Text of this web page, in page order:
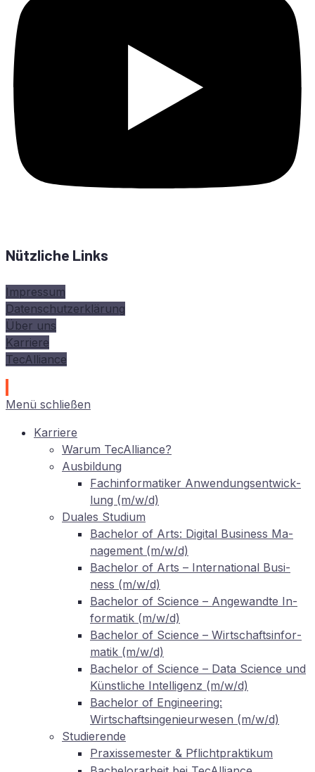
Nützliche Links
Impressum
Datenschutzerklärung
Über uns
Karriere
TecAlliance
Menü schließen
Kar­rie­re
War­um TecAlliance?
Aus­bil­dung
Fach­in­for­ma­ti­ker An­wen­dungs­ent­wick­
lung (m/w/d)
Dua­les Studium
Ba­che­lor of Arts: Di­gi­tal Busi­ness Ma­
nage­ment (m/w/d)
Ba­che­lor of Arts – In­ter­na­tio­nal Busi­
ness (m/w/d)
Ba­che­lor of Sci­ence – An­ge­wand­te In­
for­ma­tik (m/w/d)
Ba­che­lor of Sci­ence – Wirt­schafts­in­for­
ma­tik (m/w/d)
Ba­che­lor of Sci­ence – Data Sci­ence und
Künst­li­che In­tel­li­genz (m/w/d)
Ba­che­lor of En­gi­nee­ring:
Wirtschaftsingenieurwesen (m/w/d)
Stu­die­ren­de
Pra­xis­se­mes­ter & Pflichtpraktikum